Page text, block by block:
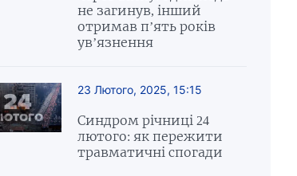
не загинув, інший
отримав п’ять років
ув’язнення
23 Лютого, 2025, 15:15
Синдром річниці 24
лютого: як пережити
травматичні спогади